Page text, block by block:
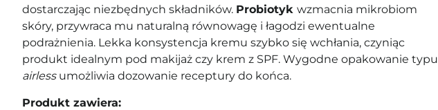
dostarczając niezbędnych składników. Probiotyk wzmacnia mikrobiom
skóry, przywraca mu naturalną równowagę i łagodzi ewentualne
podrażnienia. Lekka konsystencja kremu szybko się wchłania, czyniąc
produkt idealnym pod makijaż czy krem z SPF. Wygodne opakowanie typu
airless umożliwia dozowanie receptury do końca.
Produkt zawiera: